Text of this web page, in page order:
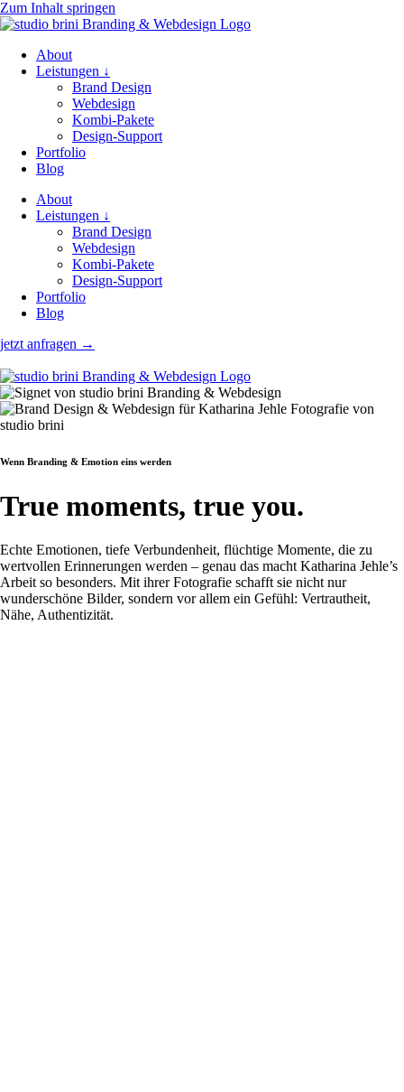
Zum Inhalt springen
About
Leistungen ↓
Brand Design
Webdesign
Kombi-Pakete
Design-Support
Portfolio
Blog
About
Leistungen ↓
Brand Design
Webdesign
Kombi-Pakete
Design-Support
Portfolio
Blog
jetzt anfragen →
Wenn Branding & Emotion eins werden
True moments, true you.
Echte Emotionen, tiefe Verbundenheit, flüchtige Momente, die zu
wertvollen Erinnerungen werden – genau das macht Katharina Jehle’s
Arbeit so besonders. Mit ihrer Fotografie schafft sie nicht nur
wunderschöne Bilder, sondern vor allem ein Gefühl: Vertrautheit,
Nähe, Authentizität.